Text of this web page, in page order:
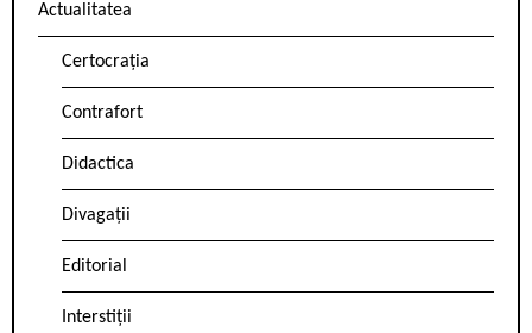
Actualitatea
Certocrația
Contrafort
Didactica
Divagații
Editorial
Interstiții